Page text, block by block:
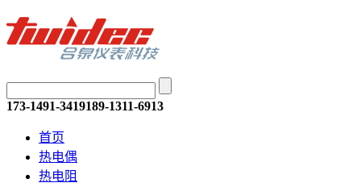
173-1491-3419189-1311-6913
首页
热电偶
热电阻